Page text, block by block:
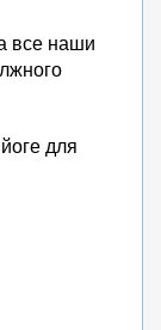
все наши
для